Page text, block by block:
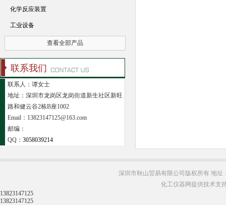
化学反应装置
工业设备
查看全部产品
联系我们
联系人：谭女士
地址：深圳市龙岗区龙岗街道新生社区新旺
路和健云谷2栋B座1002
Email：13823147125@163.com
邮编：
QQ： 3058039214
深圳市秋山贸易有限公司版权所有 地址
化工仪器网提供技术支
13823147125
13823147125